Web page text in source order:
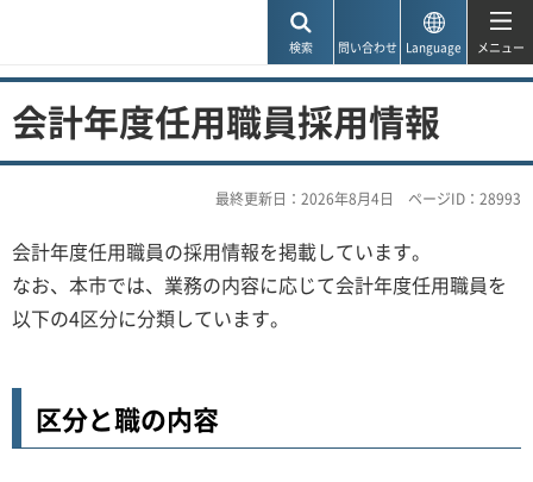
検索 問い合わせ Language メニュー
会計年度任用職員採用情報
最終更新日：2026年8月4日 ページID：28993
会計年度任用職員の採用情報を掲載しています。
なお、本市では、業務の内容に応じて会計年度任用職員を
以下の4区分に分類しています。
区分と職の内容